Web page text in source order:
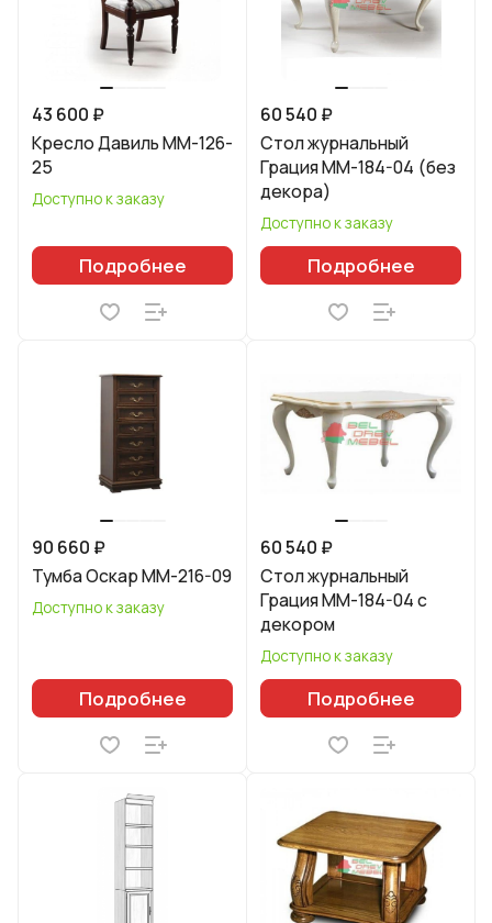
43 600 ₽
Кресло Давиль ММ-126-
25
Доступно к заказу
Подробнее
60 540 ₽
Стол журнальный
Грация ММ-184-04 (без
декора)
Доступно к заказу
Подробнее
90 660 ₽
Тумба Оскар ММ-216-09
Доступно к заказу
Подробнее
60 540 ₽
Стол журнальный
Грация ММ-184-04 с
декором
Доступно к заказу
Подробнее